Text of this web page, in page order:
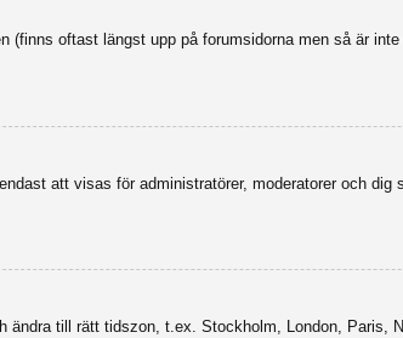
oftast längst upp på forumsidorna men så är
att visas för administratörer, moderatorer och
till rätt tidszon, t.ex. Stockholm, London, Paris,